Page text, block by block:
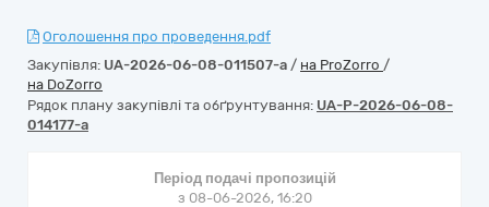
Оголошення про проведення.pdf
Закупівля: UA-2026-06-08-011507-a / на ProZorro /
на DoZorro
Рядок плану закупівлі та обґрунтування: UA-P-2026-06-08-
014177-a
Період подачі пропозицій
з 08-06-2026, 16:20